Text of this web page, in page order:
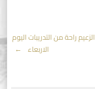
الزعيم راحة من التدريبات اليوم
الاربعاء →